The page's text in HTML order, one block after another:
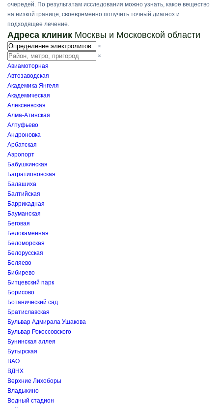
очередей. По результатам исследования можно узнать, какое вещество
на низкой границе, своевременно получить точный диагноз и
подходящее лечение.
Адреса клиник Москвы и Московской области
×
×
Авиамоторная
Автозаводская
Академика Янгеля
Академическая
Алексеевская
Алма-Атинская
Алтуфьево
Андроновка
Арбатская
Аэропорт
Бабушкинская
Багратионовская
Балашиха
Балтийская
Баррикадная
Бауманская
Беговая
Белокаменная
Беломорская
Белорусская
Беляево
Бибирево
Битцевский парк
Борисово
Ботанический сад
Братиславская
Бульвар Адмирала Ушакова
Бульвар Рокоссовского
Бунинская аллея
Бутырская
ВАО
ВДНХ
Верхние Лихоборы
Владыкино
Водный стадион